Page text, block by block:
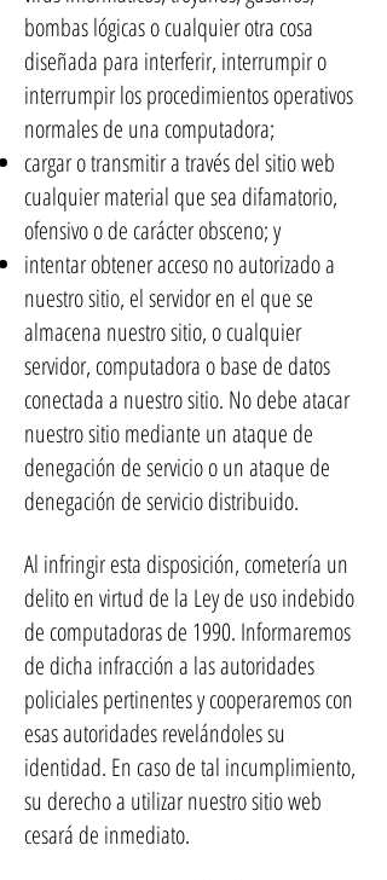
bombas lógicas o cualquier otra cosa
diseñada para interferir, interrumpir o
interrumpir los procedimientos operativos
normales de una computadora;
cargar o transmitir a través del sitio web
cualquier material que sea difamatorio,
ofensivo o de carácter obsceno; y
intentar obtener acceso no autorizado a
nuestro sitio, el servidor en el que se
almacena nuestro sitio, o cualquier
servidor, computadora o base de datos
conectada a nuestro sitio. No debe atacar
nuestro sitio mediante un ataque de
denegación de servicio o un ataque de
denegación de servicio distribuido.
Al infringir esta disposición, cometería un
delito en virtud de la Ley de uso indebido
de computadoras de 1990. Informaremos
de dicha infracción a las autoridades
policiales pertinentes y cooperaremos con
esas autoridades revelándoles su
identidad. En caso de tal incumplimiento,
su derecho a utilizar nuestro sitio web
cesará de inmediato.